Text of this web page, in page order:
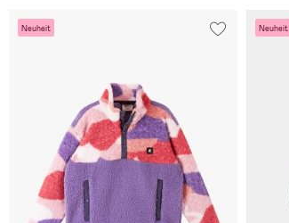
Neuheit Neuheit